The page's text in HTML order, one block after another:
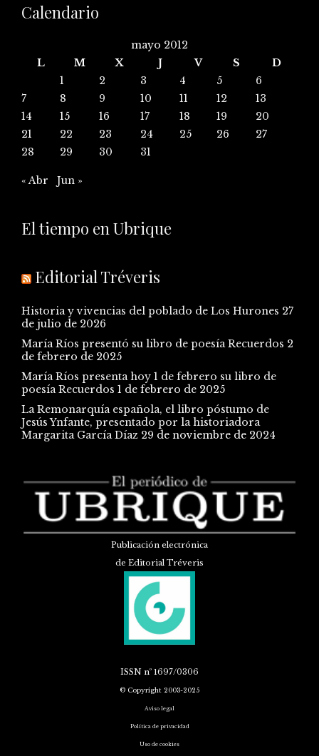
Calendario
mayo 2012
L
M X J V S
D
1
2 3 4 5
6
7
8 9 10 11 12
13
14
15 16 17 18 19
20
21
22 23 24 25 26
27
28
29 30 31
« Abr Jun »
El tiempo en Ubrique
Editorial Tréveris
Historia y vivencias del poblado de Los Hurones 27
de julio de 2026
María Ríos presentó su libro de poesía Recuerdos 2
de febrero de 2025
María Ríos presenta hoy 1 de febrero su libro de
poesía Recuerdos 1 de febrero de 2025
La Remonarquía española, el libro póstumo de
Jesús Ynfante, presentado por la historiadora
Margarita García Díaz 29 de noviembre de 2024
Publicación electrónica
de Editorial Tréveris
ISSN nº 1697/0306
© Copyright 2003-2025
Aviso legal
Política de privacidad
Uso de cookies